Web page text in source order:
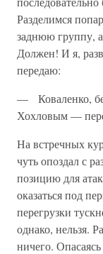
Разделимся
заднюю группу,
Должен! И я,
передаю:
— Коваленко,
Хохловым —
На встречных
чуть опоздал с
позицию для
оказаться под
перегрузки
однако, нельзя.
ничего.